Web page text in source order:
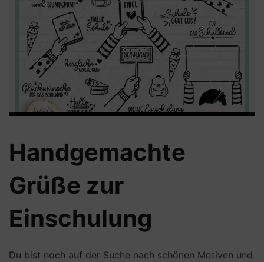
Handgemachte
Grüße zur
Einschulung
Du bist noch auf der Suche nach schönen Motiven und